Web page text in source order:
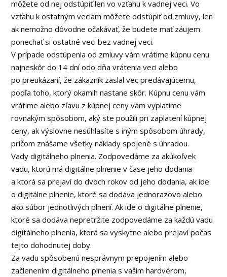
môžete od nej odstúpiť len vo vzťahu k vadnej veci. Vo
vzťahu k ostatným veciam môžete odstúpiť od zmluvy, len
ak nemožno dôvodne očakávať, že budete mať záujem
ponechať si ostatné veci bez vadnej veci.
V prípade odstúpenia od zmluvy vám vrátime kúpnu cenu
najneskôr do 14 dní odo dňa vrátenia veci alebo
po preukázaní, že zákazník zaslal vec predávajúcemu,
podľa toho, ktorý okamih nastane skôr. Kúpnu cenu vám
vrátime alebo zľavu z kúpnej ceny vám vyplatíme
rovnakým spôsobom, aký ste použili pri zaplatení kúpnej
ceny, ak výslovne nesúhlasíte s iným spôsobom úhrady,
pričom znášame všetky náklady spojené s úhradou.
Vady digitálneho plnenia. Zodpovedáme za akúkoľvek
vadu, ktorú má digitálne plnenie v čase jeho dodania
a ktorá sa prejaví do dvoch rokov od jeho dodania, ak ide
o digitálne plnenie, ktoré sa dodáva jednorazovo alebo
ako súbor jednotlivých plnení. Ak ide o digitálne plnenie,
ktoré sa dodáva nepretržite zodpovedáme za každú vadu
digitálneho plnenia, ktorá sa vyskytne alebo prejaví počas
tejto dohodnutej doby.
Za vadu spôsobenú nesprávnym prepojením alebo
začlenením digitálneho plnenia s vašim hardvérom,